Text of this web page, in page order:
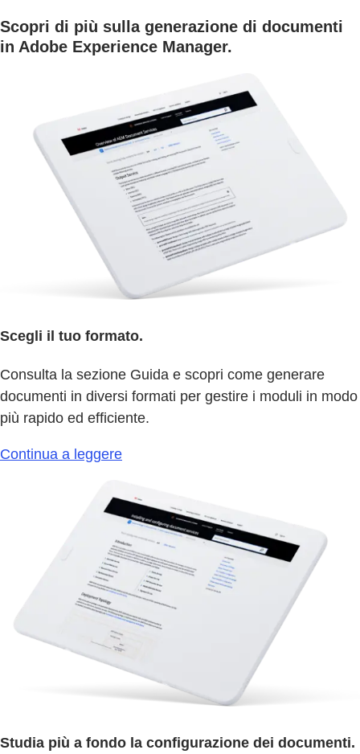
Scopri di più sulla generazione di documenti
in Adobe Experience Manager.
Scegli il tuo formato.
Consulta la sezione Guida e scopri come generare
documenti in diversi formati per gestire i moduli in modo
più rapido ed efficiente.
Continua a leggere
Studia più a fondo la configurazione dei documenti.